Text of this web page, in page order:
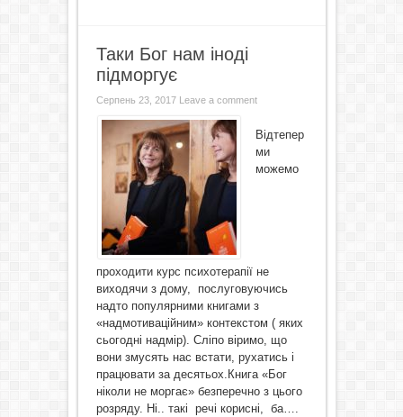
Таки Бог нам іноді
підморгує
Серпень 23, 2017 Leave a comment
Відтепер
ми
можемо
проходити курс психотерапії не
виходячи з дому, послуговуючись
надто популярними книгами з
«надмотиваційним» контекстом ( яких
сьогодні надмір). Сліпо віримо, що
вони змусять нас встати, рухатись і
працювати за десятьох.Книга «Бог
ніколи не моргає» безперечно з цього
розряду. Ні.. такі речі корисні, ба….